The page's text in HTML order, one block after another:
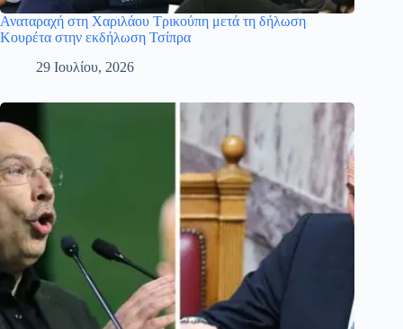
Αναταραχή στη Χαριλάου Τρικούπη μετά τη δήλωση
Κουρέτα στην εκδήλωση Τσίπρα
29 Ιουλίου, 2026